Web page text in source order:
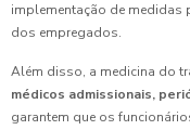
implementação de medidas
dos empregados.
Além disso, a medicina do
médicos admissionais,
garantem que os